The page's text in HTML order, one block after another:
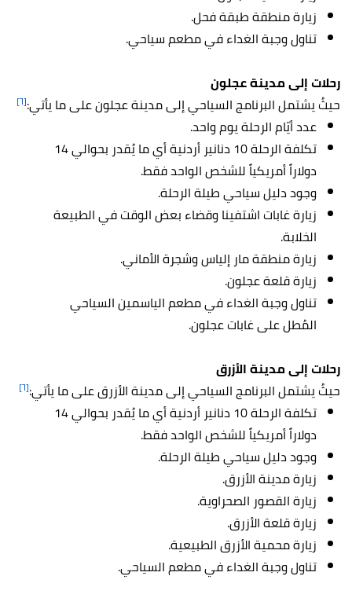
زيارة منطقة طبقة فحل.
تناول وجبة الغداء في مطعم سياحي.
رحلات إلى مدينة عجلون
حيثُ يشتمل البرنامج السياحي إلى مدينة عجلون على ما يأتي:[٦]
عدد أيّام الرحلة يوم واحد.
تكلفة الرحلة 10 دنانير أردنية أي ما يُقدر بحوالي 14
دولاراً أمريكياً للشخص الواحد فقط.
وجود دليل سياحي طيلة الرحلة.
زيارة غابات اشتفينا وقضاء بعض الوقت في الطبيعة
الخلابة.
زيارة منطقة مار إلياس وشجرة الأماني.
زيارة قلعة عجلون.
تناول وجبة الغداء في مطعم الياسمين السياحي
المُطل على غابات عجلون.
رحلات إلى مدينة الأزرق
حيثُ يشتمل البرنامج السياحي إلى مدينة الأزرق على ما يأتي:[٦]
تكلفة الرحلة 10 دنانير أردنية أي ما يُقدر بحوالي 14
دولاراً أمريكياً للشخص الواحد فقط.
وجود دليل سياحي طيلة الرحلة.
زيارة مدينة الأزرق.
زيارة القصور الصحراوية.
زيارة قلعة الأزرق.
زيارة محمية الأزرق الطبيعية.
تناول وجبة الغداء في مطعم السياحي.